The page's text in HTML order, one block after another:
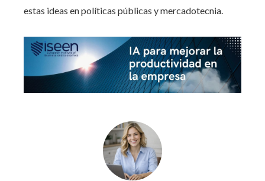
estas ideas en políticas públicas y mercadotecnia.